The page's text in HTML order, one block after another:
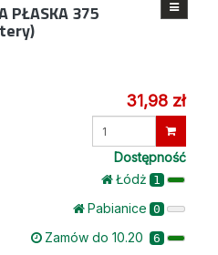
PŁASKA 375
31,98 zł
Dostępność
Łódż 1
Pabianice 0
Zamów do 10.20 6